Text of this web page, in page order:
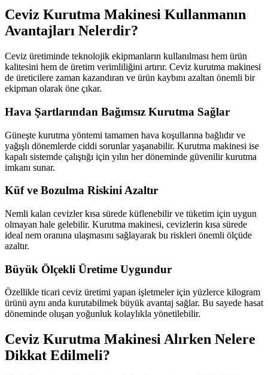
Ceviz Kurutma Makinesi Kullanmanın
Avantajları Nelerdir?
Ceviz üretiminde teknolojik ekipmanların kullanılması hem ürün
kalitesini hem de üretim verimliliğini artırır. Ceviz kurutma makinesi
de üreticilere zaman kazandıran ve ürün kaybını azaltan önemli bir
ekipman olarak öne çıkar.
Hava Şartlarından Bağımsız Kurutma Sağlar
Güneşte kurutma yöntemi tamamen hava koşullarına bağlıdır ve
yağışlı dönemlerde ciddi sorunlar yaşanabilir. Kurutma makinesi ise
kapalı sistemde çalıştığı için yılın her döneminde güvenilir kurutma
imkanı sunar.
Küf ve Bozulma Riskini Azaltır
Nemli kalan cevizler kısa sürede küflenebilir ve tüketim için uygun
olmayan hale gelebilir. Kurutma makinesi, cevizlerin kısa sürede
ideal nem oranına ulaşmasını sağlayarak bu riskleri önemli ölçüde
azaltır.
Büyük Ölçekli Üretime Uygundur
Özellikle ticari ceviz üretimi yapan işletmeler için yüzlerce kilogram
ürünü aynı anda kurutabilmek büyük avantaj sağlar. Bu sayede hasat
döneminde oluşan yoğunluk kolaylıkla yönetilebilir.
Ceviz Kurutma Makinesi Alırken Nelere
Dikkat Edilmeli?